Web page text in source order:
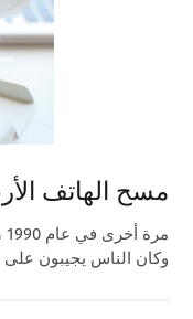
مسح الهاتف
وكان الناس يجيبون على